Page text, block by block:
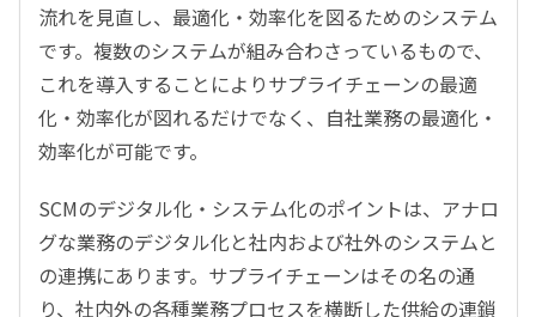
流れを見直し、最適化・効率化を図るためのシステム
です。複数のシステムが組み合わさっているもので、
これを導入することによりサプライチェーンの最適
化・効率化が図れるだけでなく、自社業務の最適化・
効率化が可能です。
SCMのデジタル化・システム化のポイントは、アナロ
グな業務のデジタル化と社内および社外のシステムと
の連携にあります。サプライチェーンはその名の通
り、社内外の各種業務プロセスを横断した供給の連鎖